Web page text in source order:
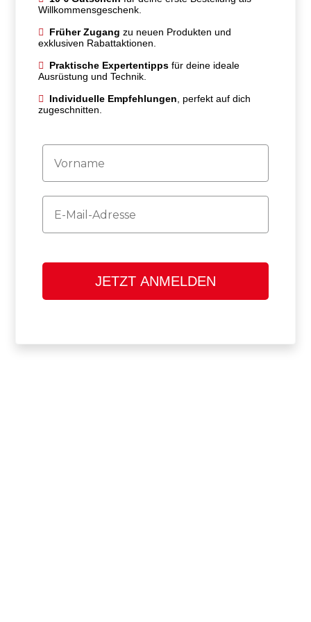
Willkommensgeschenk.
Früher Zugang zu neuen Produkten und
exklusiven Rabattaktionen.
Praktische Expertentipps für deine ideale
Ausrüstung und Technik.
Individuelle Empfehlungen , perfekt auf dich
zugeschnitten.
Firstname
Email
JETZT ANMELDEN